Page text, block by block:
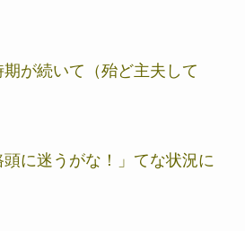
が続いて（殆ど主夫して
頭に迷うがな！」てな状況に